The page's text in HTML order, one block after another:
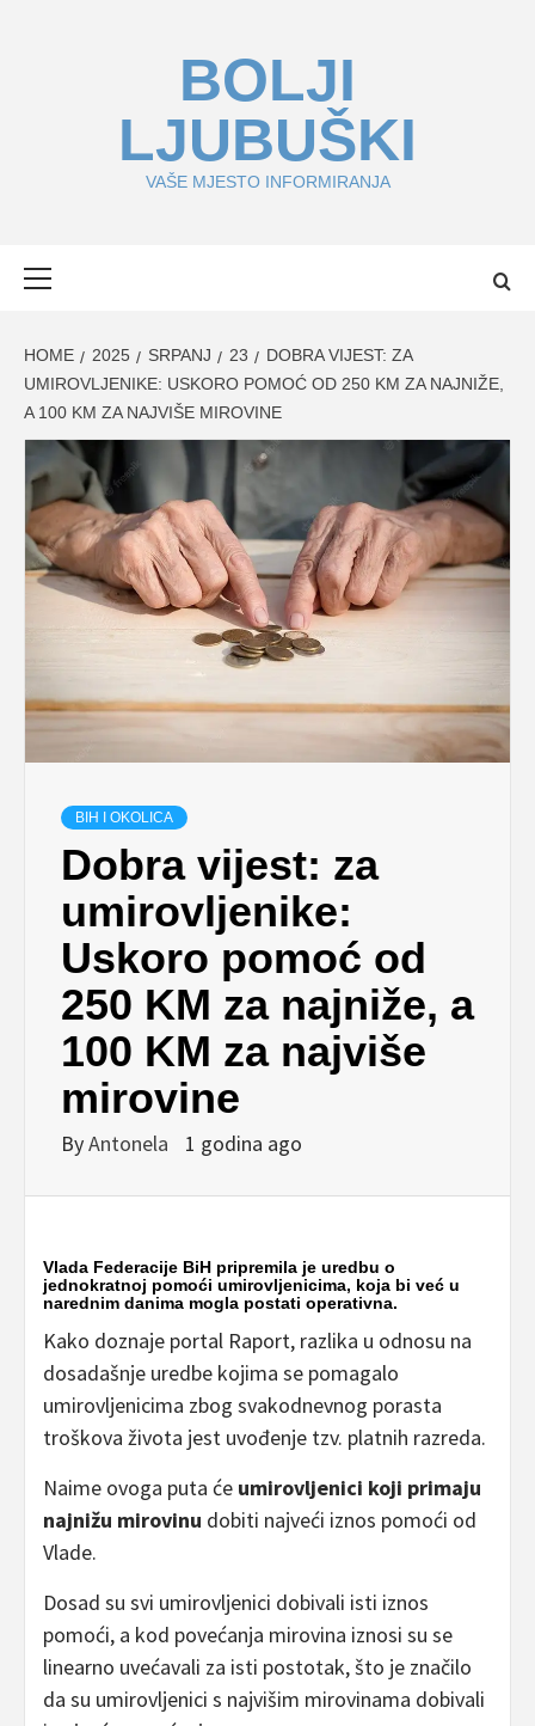
BOLJI
LJUBUŠKI
VAŠE MJESTO INFORMIRANJA
HOME 2025 SRPANJ 23
DOBRA VIJEST: ZA
UMIROVLJENIKE: USKORO POMOĆ OD 250 KM ZA NAJNIŽE,
A 100 KM ZA NAJVIŠE MIROVINE
BIH I OKOLICA
Dobra vijest: za
umirovljenike:
Uskoro pomoć od
250 KM za najniže, a
100 KM za najviše
mirovine
ByAntonela 1 godina ago
Vlada Federacije BiH pripremila je uredbu o
jednokratnoj pomoći umirovljenicima, koja bi već u
narednim danima mogla postati operativna.
Kako doznaje portal Raport, razlika u odnosu na
dosadašnje uredbe kojima se pomagalo
umirovljenicima zbog svakodnevnog porasta
troškova života jest uvođenje tzv. platnih razreda.
Naime ovoga puta će umirovljenici koji primaju
najnižu mirovinu dobiti najveći iznos pomoći od
Vlade.
Dosad su svi umirovljenici dobivali isti iznos
pomoći, a kod povećanja mirovina iznosi su se
linearno uvećavali za isti postotak, što je značilo
da su umirovljenici s najvišim mirovinama dobivali